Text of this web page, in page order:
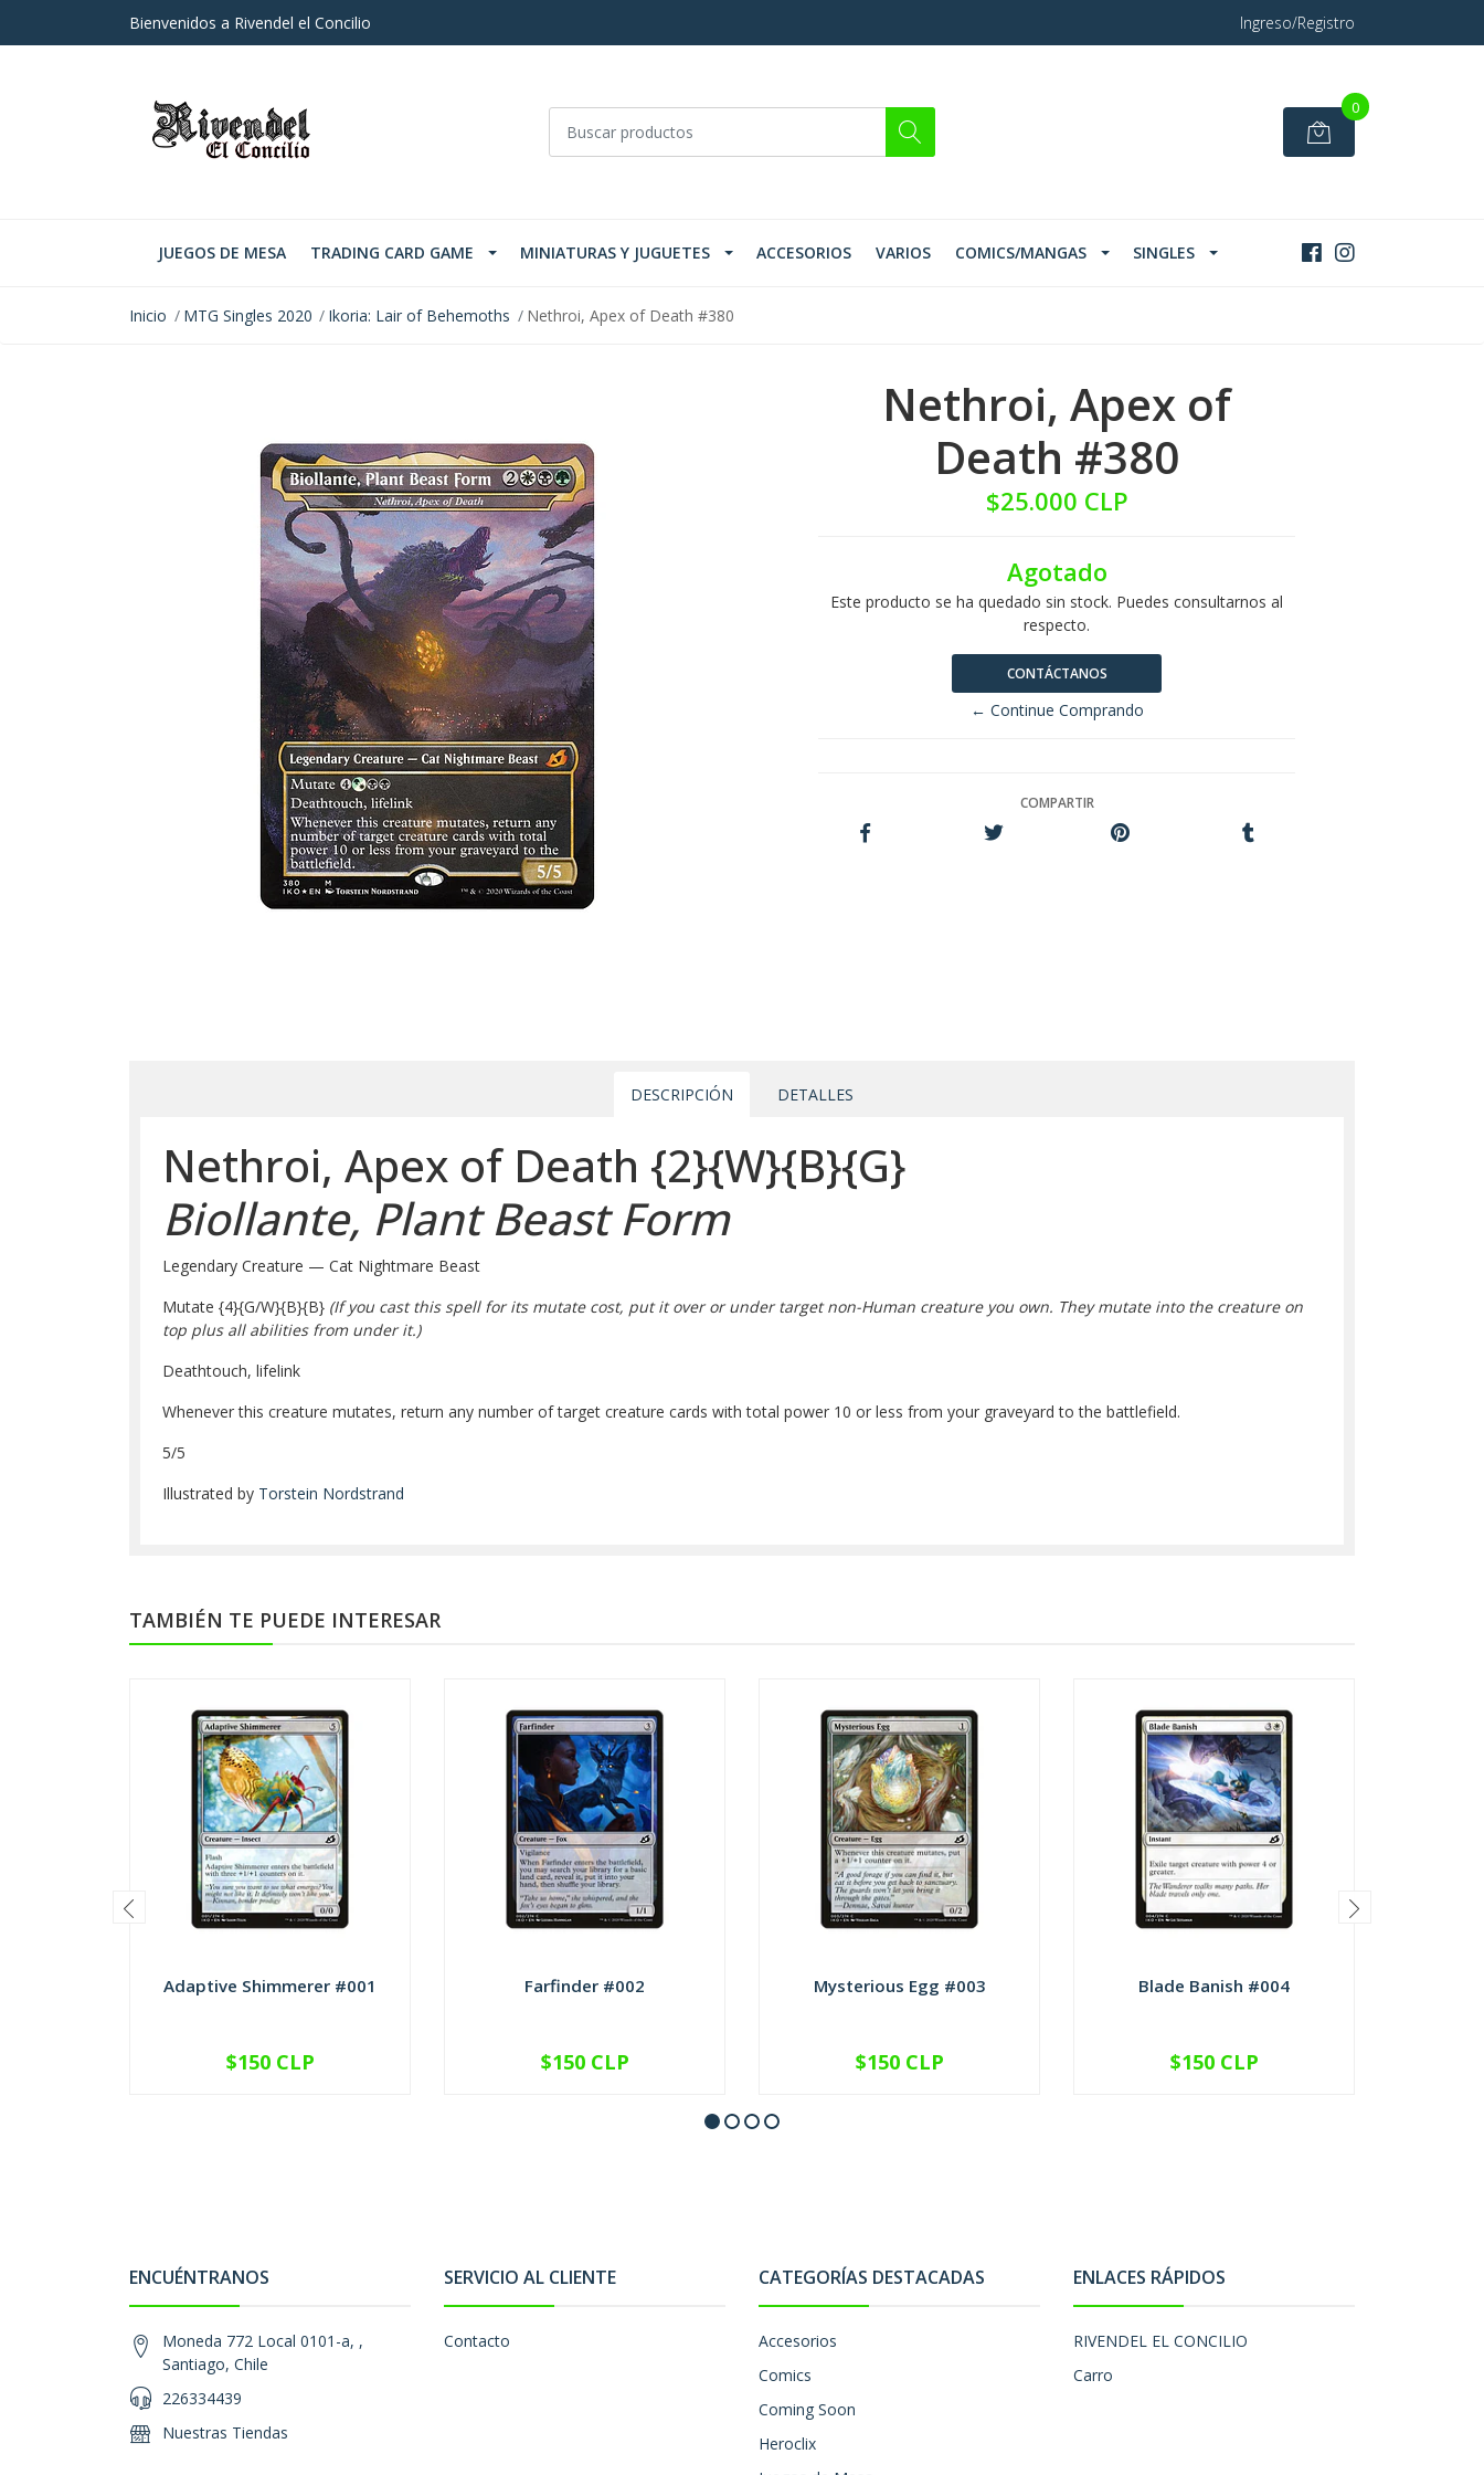
Bienvenidos a Rivendel el Concilio Ingreso/Registro
0
JUEGOS DE MESA TRADING CARD GAME MINIATURAS Y JUGUETES ACCESORIOS VARIOS COMICS/MANGAS SINGLES
Inicio MTG Singles 2020 Ikoria: Lair of Behemoths Nethroi, Apex of Death #380
Nethroi, Apex of
Death #380
$25.000 CLP
Agotado
Este producto se ha quedado sin stock. Puedes consultarnos al
respecto.
CONTÁCTANOS
← Continue Comprando
COMPARTIR
DESCRIPCIÓN DETALLES
Nethroi, Apex of Death {2}{W}{B}{G}
Biollante, Plant Beast Form
Legendary Creature — Cat Nightmare Beast
Mutate {4}{G/W}{B}{B} (If you cast this spell for its mutate cost, put it over or under target non-Human creature you own. They mutate into the creature on
top plus all abilities from under it.)
Deathtouch, lifelink
Whenever this creature mutates, return any number of target creature cards with total power 10 or less from your graveyard to the battlefield.
5/5
Illustrated by Torstein Nordstrand
TAMBIÉN TE PUEDE INTERESAR
Adaptive Shimmerer #001
VER OPCIONES
$150 CLP
Farfinder #002
VER OPCIONES
$150 CLP
Mysterious Egg #003
VER OPCIONES
$150 CLP
Blade Banish #004
VER OPCIONES
$150 CLP
ENCUÉNTRANOS
Moneda 772 Local 0101-a, ,
Santiago, Chile
226334439
Nuestras Tiendas
SERVICIO AL CLIENTE
Contacto
CATEGORÍAS DESTACADAS
Accesorios
Comics
Coming Soon
Heroclix
ENLACES RÁPIDOS
RIVENDEL EL CONCILIO
Carro